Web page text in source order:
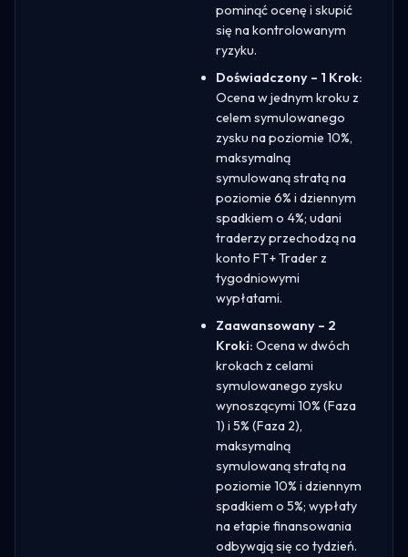
pominąć ocenę i skupić
się na kontrolowanym
ryzyku.
Doświadczony – 1 Krok:
Ocena w jednym kroku z
celem symulowanego
zysku na poziomie 10%,
maksymalną
symulowaną stratą na
poziomie 6% i dziennym
spadkiem o 4%; udani
traderzy przechodzą na
konto FT+ Trader z
tygodniowymi
wypłatami.
Zaawansowany – 2
Kroki: Ocena w dwóch
krokach z celami
symulowanego zysku
wynoszącymi 10% (Faza
1) i 5% (Faza 2),
maksymalną
symulowaną stratą na
poziomie 10% i dziennym
spadkiem o 5%; wypłaty
na etapie finansowania
odbywają się co tydzień.